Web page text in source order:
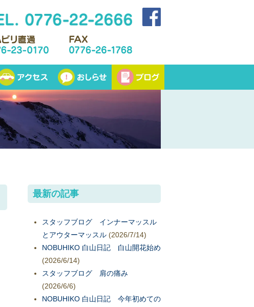
最新の記事
スタッフブログ インナーマッスル
とアウターマッスル (2026/7/14)
NOBUHIKO 白山日記 白山開花始め
(2026/6/14)
スタッフブログ 肩の痛み
(2026/6/6)
NOBUHIKO 白山日記 今年初めての